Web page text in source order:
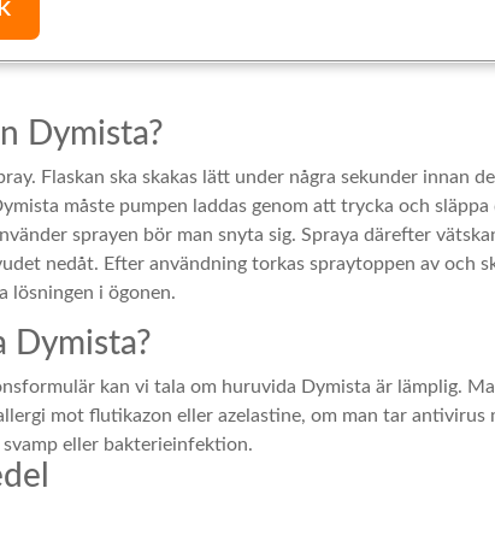
Dymista?
Flaskan ska skakas lätt under några sekunder innan
måste pumpen laddas genom att trycka och
sprayen bör man snyta sig. Spraya därefter
nedåt. Efter användning torkas spraytoppen av och
lösningen i ögonen.
Dymista?
kan vi tala om huruvida Dymista är lämplig.
mot flutikazon eller azelastine, om man tar antivirus
eller bakterieinfektion.